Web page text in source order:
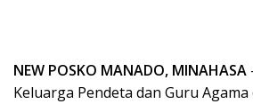
NEW POSKO MANADO, MINAHASA
Keluarga Pendeta dan Guru Agama